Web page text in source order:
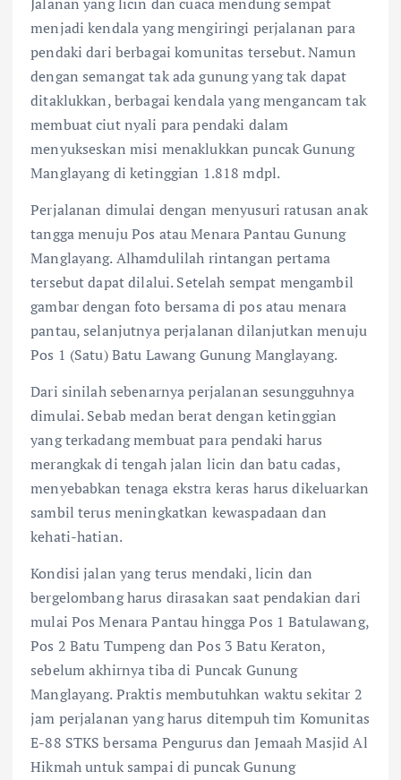
menjadi kendala yang mengiringi perjalanan para
pendaki dari berbagai komunitas tersebut. Namun
dengan semangat tak ada gunung yang tak dapat
ditaklukkan, berbagai kendala yang mengancam tak
membuat ciut nyali para pendaki dalam
menyukseskan misi menaklukkan puncak Gunung
Manglayang di ketinggian 1.818 mdpl.
Perjalanan dimulai dengan menyusuri ratusan anak
tangga menuju Pos atau Menara Pantau Gunung
Manglayang. Alhamdulilah rintangan pertama
tersebut dapat dilalui. Setelah sempat mengambil
gambar dengan foto bersama di pos atau menara
pantau, selanjutnya perjalanan dilanjutkan menuju
Pos 1 (Satu) Batu Lawang Gunung Manglayang.
Dari sinilah sebenarnya perjalanan sesungguhnya
dimulai. Sebab medan berat dengan ketinggian
yang terkadang membuat para pendaki harus
merangkak di tengah jalan licin dan batu cadas,
menyebabkan tenaga ekstra keras harus dikeluarkan
sambil terus meningkatkan kewaspadaan dan
kehati-hatian.
Kondisi jalan yang terus mendaki, licin dan
bergelombang harus dirasakan saat pendakian dari
mulai Pos Menara Pantau hingga Pos 1 Batulawang,
Pos 2 Batu Tumpeng dan Pos 3 Batu Keraton,
sebelum akhirnya tiba di Puncak Gunung
Manglayang. Praktis membutuhkan waktu sekitar 2
jam perjalanan yang harus ditempuh tim Komunitas
E-88 STKS bersama Pengurus dan Jemaah Masjid Al
Hikmah untuk sampai di puncak Gunung